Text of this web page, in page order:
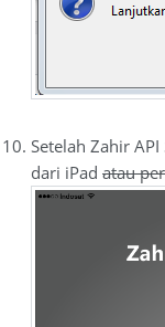
Setelah Zahir
dari iPad atau